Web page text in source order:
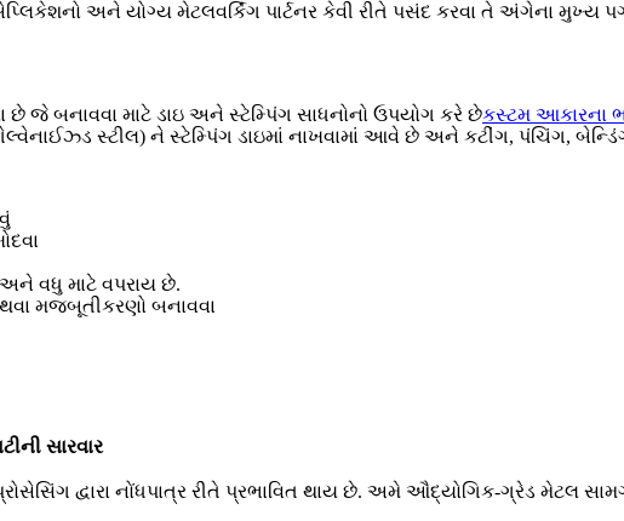
અને યોગ્ય મેટલવર્કિંગ પાર્ટનર કેવી રીતે પસંદ કરવા તે અંગેના મુખ્ય
છે જે બનાવવા માટે ડાઇ અને સ્ટેમ્પિંગ સાધનોનો ઉપયોગ કરે છેકસ્ટમ આકારના
સ્ટીલ) ને સ્ટેમ્પિંગ ડાઇમાં નાખવામાં આવે છે અને કટીંગ, પંચિંગ,
વધુ માટે વપરાય છે.
મજબૂતીકરણો બનાવવા
સારવાર
દ્વારા નોંધપાત્ર રીતે પ્રભાવિત થાય છે. અમે ઔદ્યોગિક-ગ્રેડ મેટલ